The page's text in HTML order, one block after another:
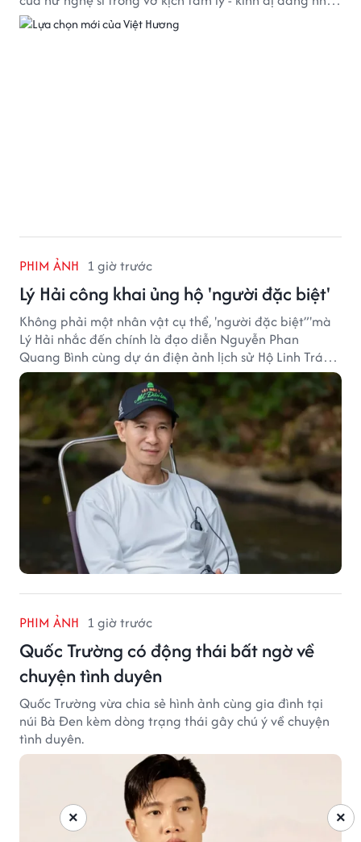
được nhiều quan tâm từ công chúng.
PHIM ẢNH 1 giờ trước
Lý Hải công khai ủng hộ 'người đặc biệt'
Không phải một nhân vật cụ thể, 'người đặc biệt”'mà
Lý Hải nhắc đến chính là đạo diễn Nguyễn Phan
Quang Bình cùng dự án điện ảnh lịch sử Hộ Linh Tráng
Sĩ: Bí Ẩn Mộ Vua Đinh.
PHIM ẢNH 1 giờ trước
Quốc Trường có động thái bất ngờ về
chuyện tình duyên
Quốc Trường vừa chia sẻ hình ảnh cùng gia đình tại
núi Bà Đen kèm dòng trạng thái gây chú ý về chuyện
tình duyên.
×
×